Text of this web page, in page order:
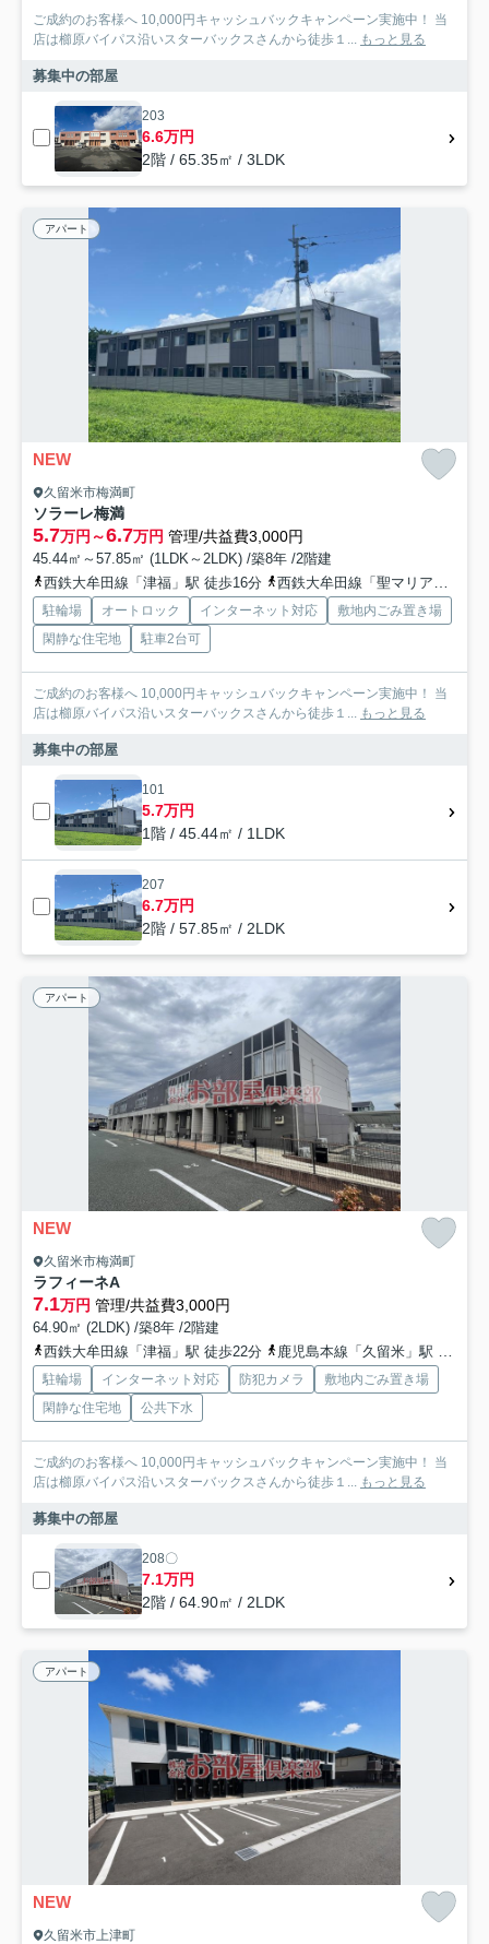
ご成約のお客様へ 10,000円キャッシュバックキャンペーン実施中！ 当
店は櫛原バイパス沿いスターバックスさんから徒歩１...
もっと見る
募集中の部屋
203
6.6万円
2階 / 65.35㎡ / 3LDK
アパート
NEW
久留米市梅満町
ソラーレ梅満
5.7万円～6.7万円 管理/共益費3,000円
45.44㎡～57.85㎡ (1LDK～2LDK) /築8年 /2階建
西鉄大牟田線「津福」駅 徒歩16分
西鉄大牟田線「聖マリア病院前」駅 徒歩24分
駐輪場 オートロック インターネット対応
敷地内ごみ置き場
閑静な住宅地
駐車2台可
ご成約のお客様へ 10,000円キャッシュバックキャンペーン実施中！ 当
店は櫛原バイパス沿いスターバックスさんから徒歩１...
もっと見る
募集中の部屋
101
5.7万円
1階 / 45.44㎡ / 1LDK
207
6.7万円
2階 / 57.85㎡ / 2LDK
アパート
NEW
久留米市梅満町
ラフィーネA
7.1万円 管理/共益費3,000円
64.90㎡ (2LDK) /築8年 /2階建
西鉄大牟田線「津福」駅 徒歩22分
鹿児島本線「久留米」駅 徒歩25分
駐輪場 インターネット対応 防犯カメラ
敷地内ごみ置き場
閑静な住宅地
公共下水
ご成約のお客様へ 10,000円キャッシュバックキャンペーン実施中！ 当
店は櫛原バイパス沿いスターバックスさんから徒歩１...
もっと見る
募集中の部屋
208〇
7.1万円
2階 / 64.90㎡ / 2LDK
アパート
NEW
久留米市上津町